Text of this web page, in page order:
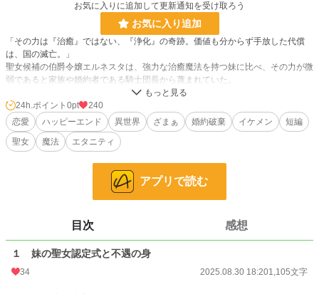
お気に入りに追加して更新通知を受け取ろう
お気に入り追加
「その力は『治癒』ではない、『浄化』の奇跡。価値も分からず手放した代償
は、国の滅亡。」
聖女候補の伯爵令嬢エルネスタは、強力な治癒魔法を持つ妹に比べ、その力が微
弱であると家族や婚約者である騎士団長から蔑まれていた。
そしてついに、妹が正式な聖女に選ばれた日、騎士団長はエルネスタに婚約破棄
を突きつける。「聖女の姉というだけでお前と婚約していたが、もう用済みだ。
微力なお前は国の恥だ、出ていけ」
全てを失い、雨の中を追放されたエルネスタ。しかし、彼女の力は傷を癒す【治
癒】ではなく、呪いや毒といった根源を消し去る伝説の力【浄化】だった。
も癒せないその呪いを解けるのは、世界でただ一人、エルネスタだけ。彼女を追
放した国は、国宝級の力を自ら手放したことに気づき、血の気も引く思いで彼女
228,789 位 / 228,789 件
恋愛 66,373 位 / 66,373 件
お気に入り
24h.ポイント 0pt
240
恋愛
ハッピーエンド 異世界 ざまぁ 婚約破棄 イケメン
短編
聖女
魔法 エタニティ
アプリで読む
目次 感想
１ 妹の聖女認定式と不遇の身
34 2025.08.30 18:201,105文字